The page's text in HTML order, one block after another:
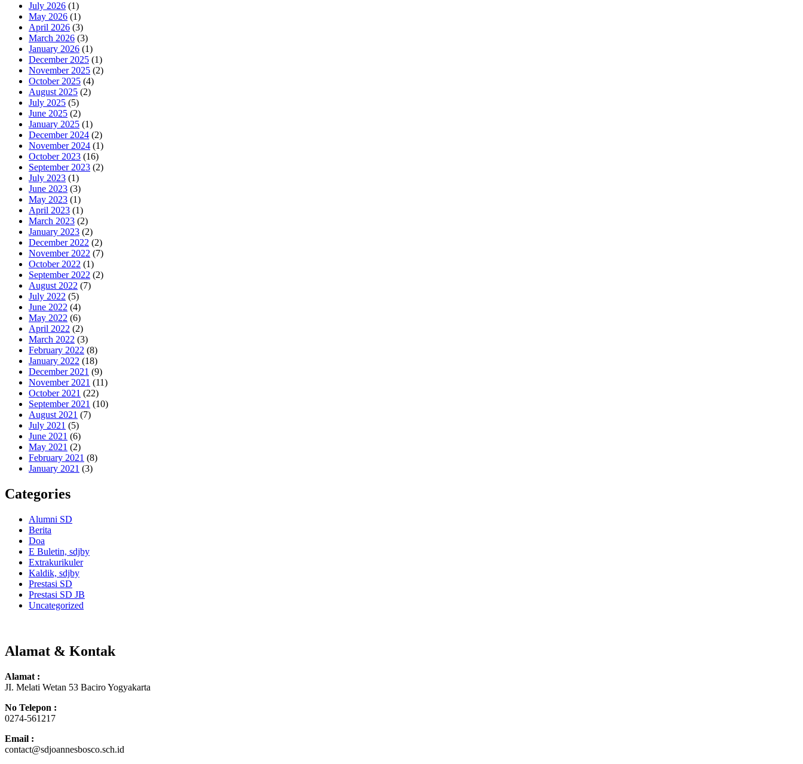
July 2026 (1)
May 2026 (1)
April 2026 (3)
March 2026 (3)
January 2026 (1)
December 2025 (1)
November 2025 (2)
October 2025 (4)
August 2025 (2)
July 2025 (5)
June 2025 (2)
January 2025 (1)
December 2024 (2)
November 2024 (1)
October 2023 (16)
September 2023 (2)
July 2023 (1)
June 2023 (3)
May 2023 (1)
April 2023 (1)
March 2023 (2)
January 2023 (2)
December 2022 (2)
November 2022 (7)
October 2022 (1)
September 2022 (2)
August 2022 (7)
July 2022 (5)
June 2022 (4)
May 2022 (6)
April 2022 (2)
March 2022 (3)
February 2022 (8)
January 2022 (18)
December 2021 (9)
November 2021 (11)
October 2021 (22)
September 2021 (10)
August 2021 (7)
July 2021 (5)
June 2021 (6)
May 2021 (2)
February 2021 (8)
January 2021 (3)
Categories
Alumni SD
Berita
Doa
E Buletin, sdjby
Extrakurikuler
Kaldik, sdjby
Prestasi SD
Prestasi SD JB
Uncategorized
Alamat & Kontak
Alamat :
JI. Melati Wetan 53 Baciro Yogyakarta
No Telepon :
0274-561217
Email :
contact@sdjoannesbosco.sch.id